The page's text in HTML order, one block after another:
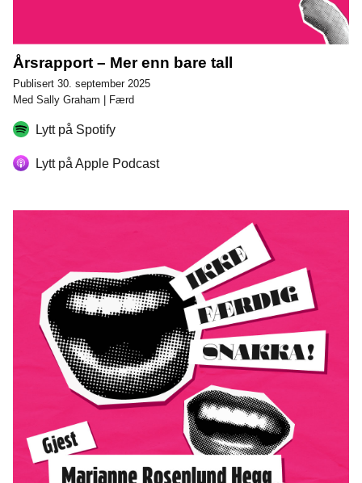
Årsrapport – Mer enn bare tall
Publisert 30. september 2025
Med Sally Graham | Færd
Lytt på Spotify
Lytt på Apple Podcast